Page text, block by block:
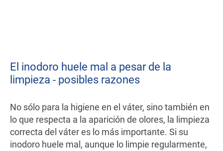
El inodoro huele mal a pesar de la
limpieza - posibles razones
No sólo para la higiene en el váter, sino también en
lo que respecta a la aparición de olores, la limpieza
correcta del váter es lo más importante. Si su
inodoro huele mal, aunque lo limpie regularmente,